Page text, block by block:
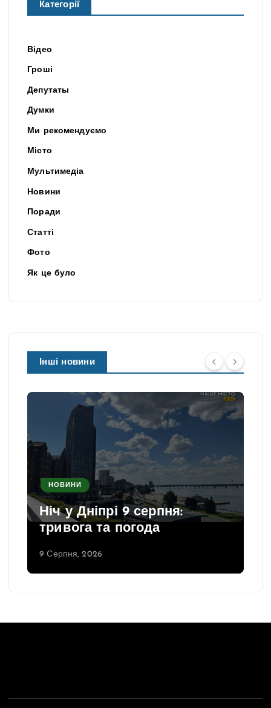
Категорії
Відео
Гроші
Депутаты
Думки
Ми рекомендуємо
Місто
Мультимедіа
Новини
Поради
Статті
Фото
Як це було
Інші новини
НОВИНИ
Ніч у Дніпрі 9 серпня:
тривога та погода
9 Серпня, 2026